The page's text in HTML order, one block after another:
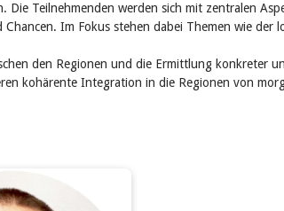
Teilnehmenden werden sich mit zentralen
Im Fokus stehen dabei Themen wie
den Regionen und die Ermittlung konkreter
kohärente Integration in die Regionen von